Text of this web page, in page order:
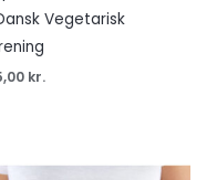
Vegetarisk
kr.